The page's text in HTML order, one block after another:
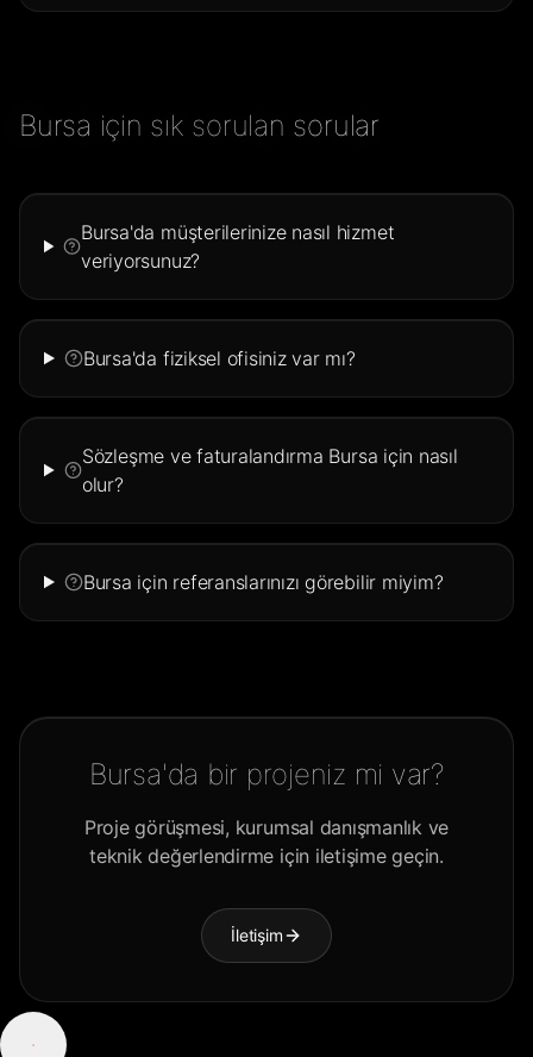
Bursa için sık sorulan sorular
Bursa'da müşterilerinize nasıl hizmet
veriyorsunuz?
Bursa'da fiziksel ofisiniz var mı?
Sözleşme ve faturalandırma Bursa için nasıl
olur?
Bursa için referanslarınızı görebilir miyim?
Bursa'da bir projeniz mi var?
Proje görüşmesi, kurumsal danışmanlık ve
teknik değerlendirme için iletişime geçin.
İletişim